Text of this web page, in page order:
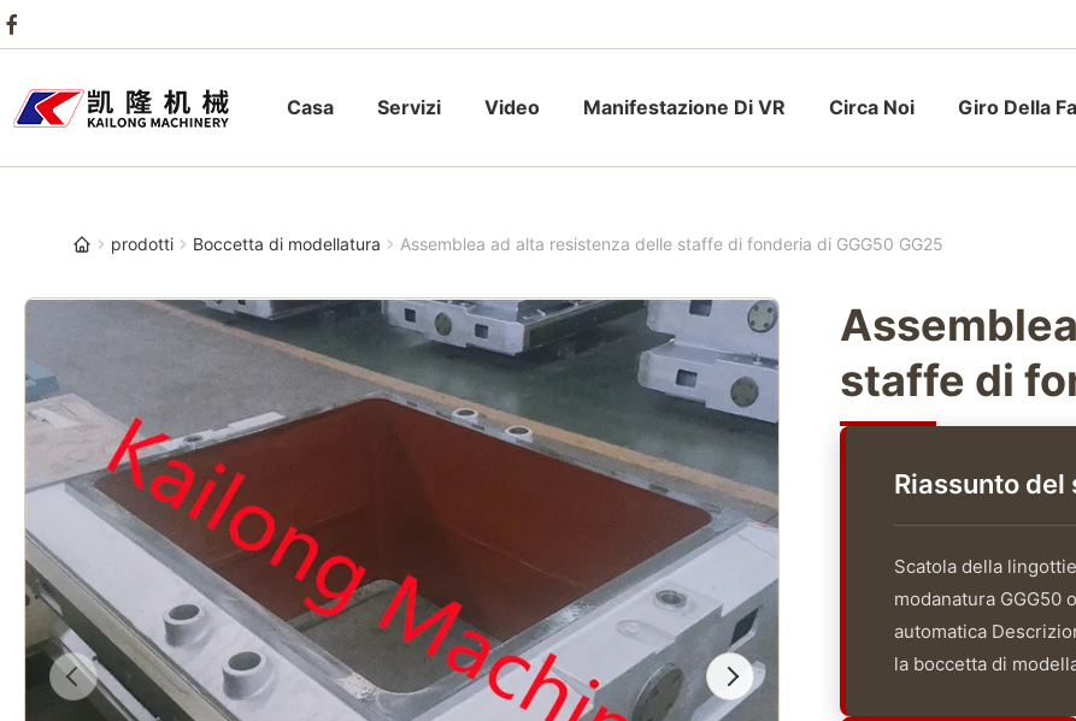
Casa Servizi Video Manifestazione Di VR Circa Noi Giro Della
prodotti Boccetta di modellatura Assemblea ad alta resistenza delle staffe di fonderia di GGG50 GG25
staffe di
Riassunto del
Scatola della
modanatura GGG50
automatica
la boccetta di